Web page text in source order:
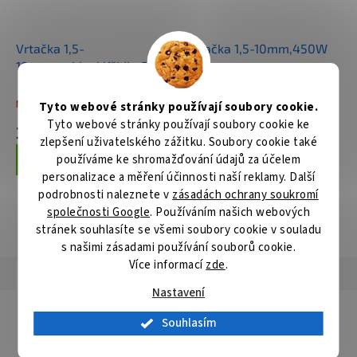
Tyto webové stránky používají soubory cookie.
Tyto webové stránky používají soubory cookie ke
zlepšení uživatelského zážitku. Soubory cookie také
používáme ke shromažďování údajů za účelem
personalizace a měření účinnosti naší reklamy. Další
podrobnosti naleznete v zásadách ochrany soukromí
společnosti Google. Používáním našich webových
stránek souhlasíte se všemi soubory cookie v souladu
s našimi zásadami používání souborů cookie.
Více informacízde.
Nastavení
Souhlasím
Vrtačka 1,5-
10mm,rychlosklíčidlo,530W
Není skladem
3 062 Kč
Do košíku
Vrtačka 1,5-10mm,450W
Skladem
1 697 Kč
Do košíku
ZOBRAZIT VŠECHNY SOUVISEJÍCÍ PRODUKTY
Diskuze
Detailní popis produktu